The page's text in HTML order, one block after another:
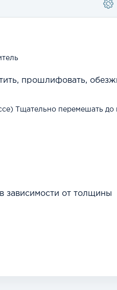
прошлифовать,
Тщательно перемешать
зависимости от толщины